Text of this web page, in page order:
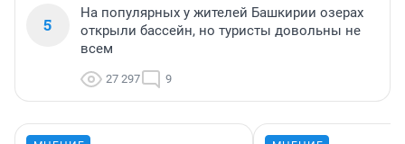
5
На популярных у жителей Башкирии озерах
открыли бассейн, но туристы довольны не
всем
27 297 9